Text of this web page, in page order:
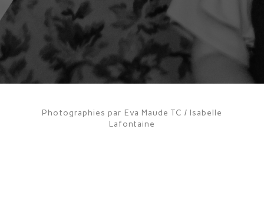
Photographies par Eva Maude TC / Isabelle
Lafontaine